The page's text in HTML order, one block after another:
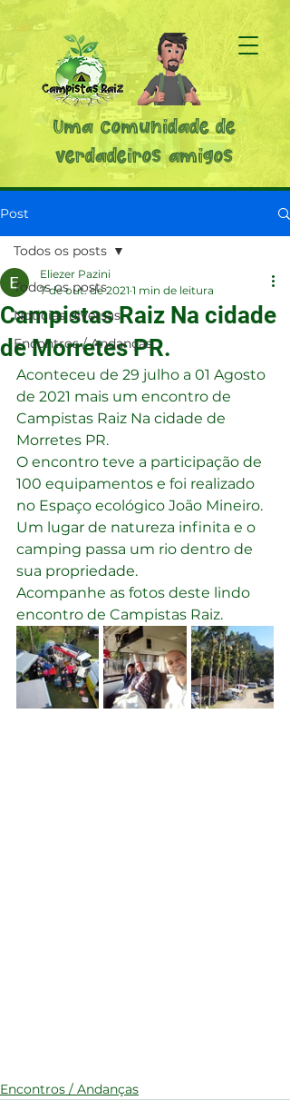
Uma comunidade de
verdadeiros amigos
Post
Todos os posts
Noticias diversas
Encontros / Andanças
Todos os posts
Campistas Raiz Na cidade
de Morretes PR.
Eliezer Pazini
7 de out. de 2021 1 min de leitura
Aconteceu de 29 julho a 01 Agosto
de 2021 mais um encontro de
Campistas Raiz Na cidade de
Morretes PR.
O encontro teve a participação de
100 equipamentos e foi realizado
no Espaço ecológico João Mineiro.
Um lugar de natureza infinita e o
camping passa um rio dentro de
sua propriedade.
Acompanhe as fotos deste lindo
encontro de Campistas Raiz.
Encontros / Andanças